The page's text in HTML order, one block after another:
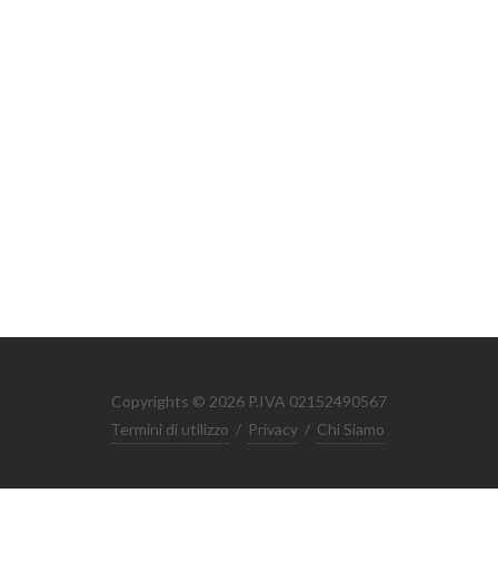
Copyrights © 2026 P.IVA 02152490567
Termini di utilizzo / Privacy / Chi Siamo